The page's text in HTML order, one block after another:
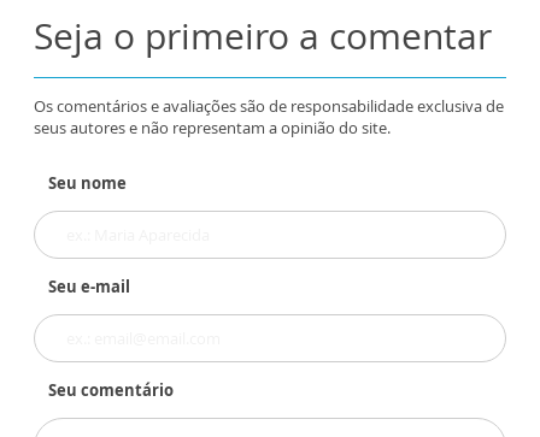
Seja o primeiro a comentar
Os comentários e avaliações são de responsabilidade exclusiva de
seus autores e não representam a opinião do site.
Seu nome
Seu e-mail
Seu comentário